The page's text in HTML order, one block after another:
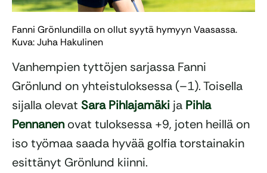
Fanni Grönlundilla on ollut syytä hymyyn Vaasassa.
Kuva: Juha Hakulinen
Vanhempien tyttöjen sarjassa Fanni
Grönlund on yhteistuloksessa (–1). Toisella
sijalla olevat Sara Pihlajamäki ja Pihla
Pennanenovat tuloksessa +9, joten heillä on
iso työmaa saada hyvää golfia torstainakin
esittänyt Grönlund kiinni.